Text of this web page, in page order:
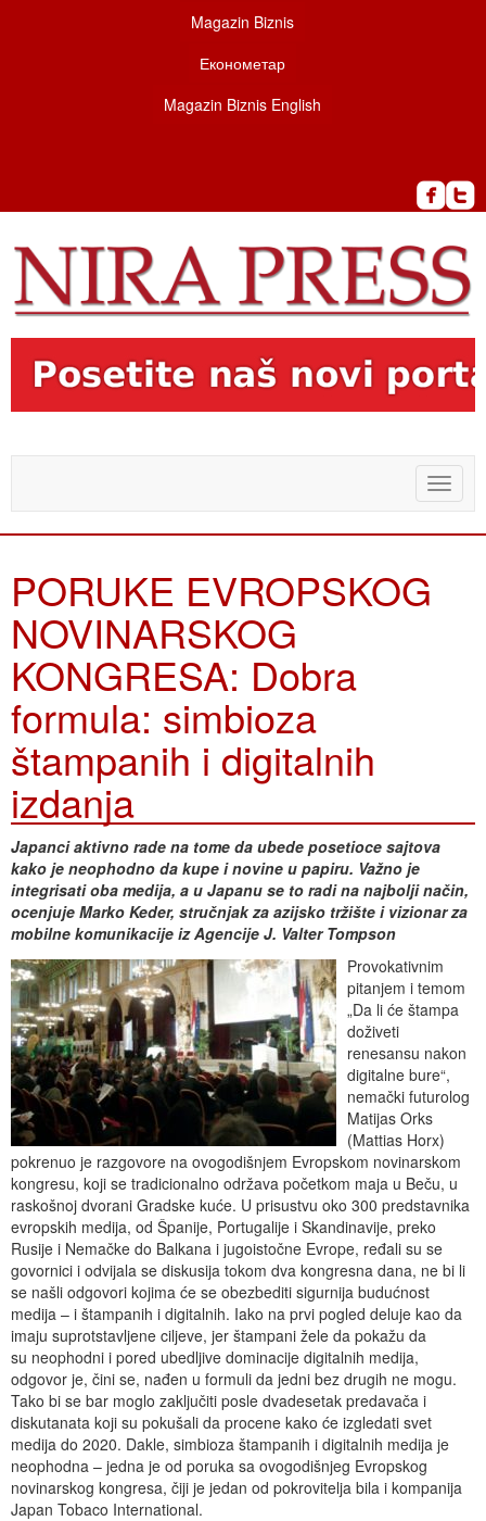
Magazin Biznis
Економетар
Magazin Biznis English
Toggle
PORUKE EVROPSKOG
NOVINARSKOG
KONGRESA: Dobra
formula: simbioza
štampanih i digitalnih
izdanja
Japanci aktivno rade na tome da ubede posetioce sajtova
kako je neophodno da kupe i novine u papiru. Važno je
integrisati oba medija, a u Japanu se to radi na najbolji način,
ocenjuje Marko Keder, stručnjak za azijsko tržište i vizionar za
mobilne komunikacije iz Agencije J. Valter Tompson
Provokativnim
pitanjem i temom
„Da li će štampa
doživeti
renesansu nakon
digitalne bure“,
nemački futurolog
Matijas Orks
(Mattias Horx)
pokrenuo je razgovore na ovogodišnjem Evropskom novinarskom
kongresu, koji se tradicionalno održava početkom maja u Beču, u
raskošnoj dvorani Gradske kuće. U prisustvu oko 300 predstavnika
evropskih medija, od Španije, Portugalije i Skandinavije, preko
Rusije i Nemačke do Balkana i jugoistočne Evrope, ređali su se
govornici i odvijala se diskusija tokom dva kongresna dana, ne bi li
se našli odgovori kojima će se obezbediti sigurnija budućnost
medija – i štampanih i digitalnih. Iako na prvi pogled deluje kao da
imaju suprotstavljene ciljeve, jer štampani žele da pokažu da
su neophodni i pored ubedljive dominacije digitalnih medija,
odgovor je, čini se, nađen u formuli da jedni bez drugih ne mogu.
Tako bi se bar moglo zaključiti posle dvadesetak predavača i
diskutanata koji su pokušali da procene kako će izgledati svet
medija do 2020. Dakle, simbioza štampanih i digitalnih medija je
neophodna – jedna je od poruka sa ovogodišnjeg Evropskog
novinarskog kongresa, čiji je jedan od pokrovitelja bila i kompanija
Japan Tobaco International.